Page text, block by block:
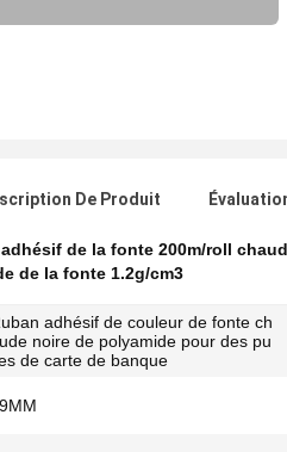
De Produit
de la fonte 200m/roll
de la fonte 1.2g/cm3
adhésif de couleur de fonte ch
noire de polyamide pour des pu
de carte de banque